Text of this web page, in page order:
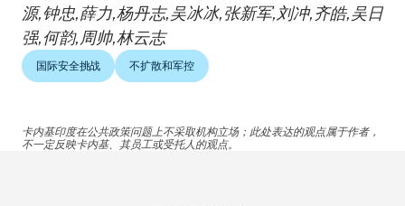
源,钟忠,薛力,杨丹志,吴冰冰,张新军,刘冲,齐皓,吴日
强,何韵,周帅,林云志
国际安全挑战 不扩散和军控
卡内基印度在公共政策问题上不采取机构立场；此处表达的观点属于作者，
不一定反映卡内基、其员工或受托人的观点。